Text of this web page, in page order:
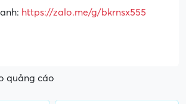
https://zalo.me/g/bkrnsx555
quảng cáo